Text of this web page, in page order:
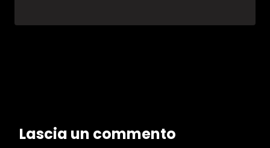
Lascia un commento